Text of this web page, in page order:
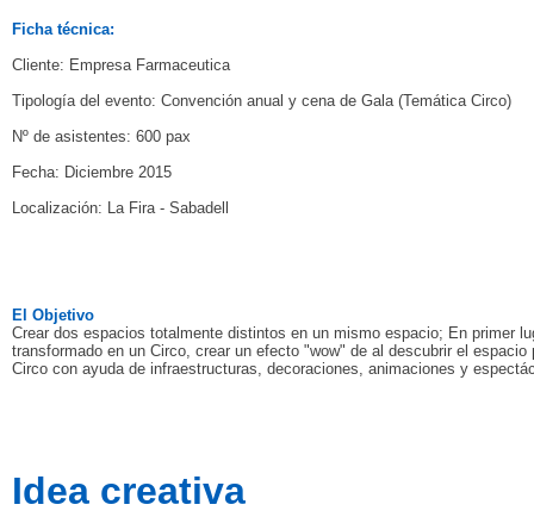
Ficha técnica:
Cliente: Empresa Farmaceutica
Tipología del evento: Convención anual y cena de Gala (Temática Circo)
Nº de asistentes: 600 pax
Fecha: Diciembre 2015
Localización: La Fira - Sabadell
El Objetivo
Crear dos espacios totalmente distintos en un mismo espacio; En primer
transformado en un Circo, crear un efecto "wow" de al descubrir el
Circo con ayuda de infraestructuras, decoraciones, animaciones y
Idea creativa